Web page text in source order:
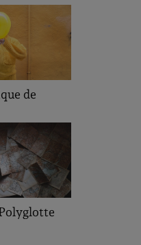
L'heure de pointe
Saveurs des
Quartiers